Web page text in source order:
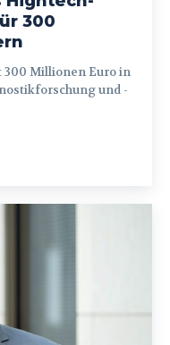
300
und -